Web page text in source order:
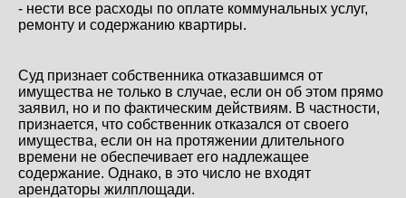
- нести все расходы по оплате коммунальных услуг,
ремонту и содержанию квартиры.
Суд признает собственника отказавшимся от
имущества не только в случае, если он об этом прямо
заявил, но и по фактическим действиям. В частности,
признается, что собственник отказался от своего
имущества, если он на протяжении длительного
времени не обеспечивает его надлежащее
содержание. Однако, в это число не входят
арендаторы жилплощади.